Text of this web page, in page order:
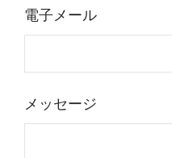
電子メール
メッセージ